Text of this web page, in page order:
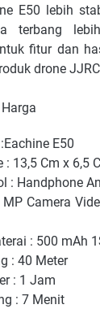
E50 lebih
terbang
fitur dan
drone
E50
: 13,5 Cm x 6,5
: Handphone
Camera
: 500 mAh
: 40 Meter
: 1 Jam
: 7 Menit